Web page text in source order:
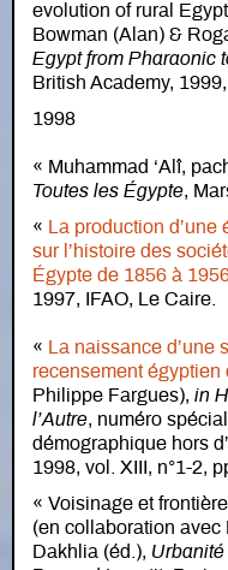
evolution of rural
Bowman (Alan) &
Egypt from Pharaonic
British Academy,
1998
« Muhammad ‘Alî,
Toutes les Égypte,
«
La production
sur l’histoire des
Égypte de 1856 à
1997, IFAO, Le Caire.
«
La naissance
recensement égyptien
Philippe Fargues), in
l’Autre, numéro
démographique hors
1998, vol. XIII, n°1-2,
« Voisinage et
(en collaboration avec
Dakhlia (éd.),